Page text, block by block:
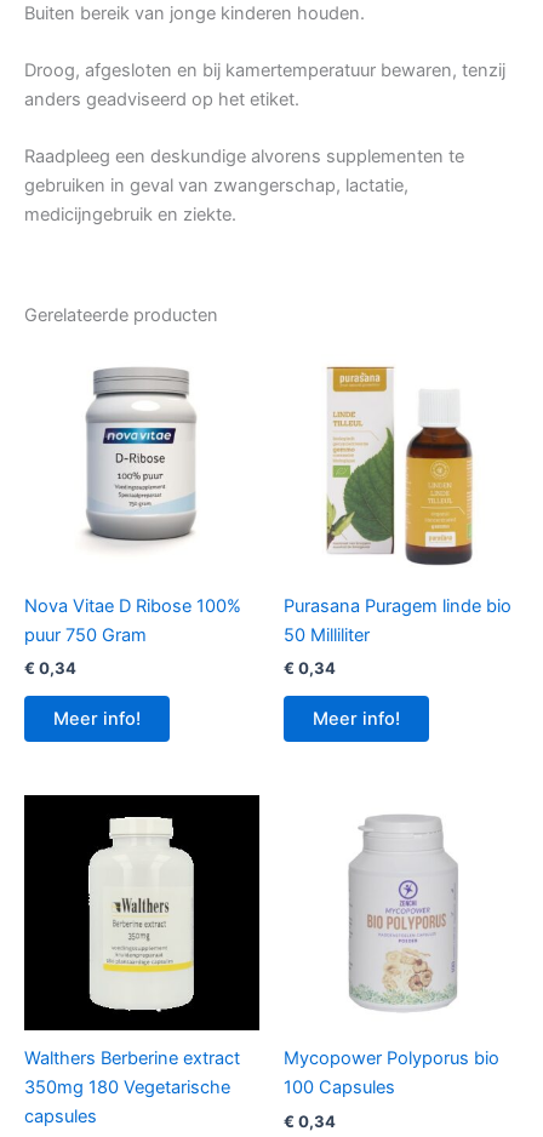
Buiten bereik van jonge kinderen houden.
Droog, afgesloten en bij kamertemperatuur bewaren, tenzij
anders geadviseerd op het etiket.
Raadpleeg een deskundige alvorens supplementen te
gebruiken in geval van zwangerschap, lactatie,
medicijngebruik en ziekte.
Gerelateerde producten
Nova Vitae D Ribose 100%
puur 750 Gram
€ 0,34
Meer info!
Purasana Puragem linde bio
50 Milliliter
€ 0,34
Meer info!
Walthers Berberine extract
350mg 180 Vegetarische
capsules
Mycopower Polyporus bio
100 Capsules
€ 0,34